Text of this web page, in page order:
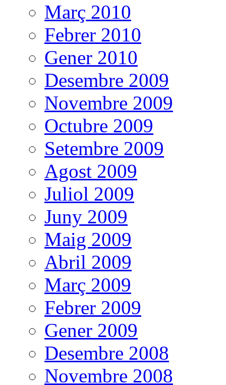
Març 2010
Febrer 2010
Gener 2010
Desembre 2009
Novembre 2009
Octubre 2009
Setembre 2009
Agost 2009
Juliol 2009
Juny 2009
Maig 2009
Abril 2009
Març 2009
Febrer 2009
Gener 2009
Desembre 2008
Novembre 2008